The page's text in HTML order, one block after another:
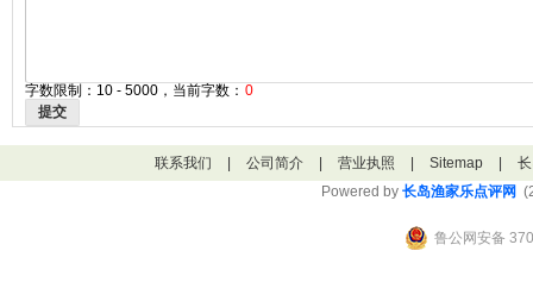
字数限制：10 - 5000，当前字数： 0
提交
联系我们 公司简介 营业执照 Sitemap
Powered by 长岛渔家乐点评网
鲁公网安备